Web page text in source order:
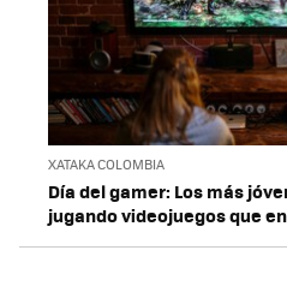
XATAKA COLOMBIA
Día del gamer: Los más
jugando videojuegos que